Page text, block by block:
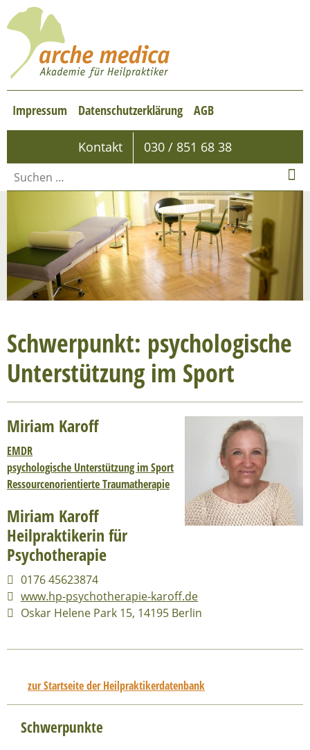
Impressum Datenschutzerklärung AGB
Kontakt 030 / 851 68 38
Schwerpunkt: psychologische
Unterstützung im Sport
Miriam Karoff
EMDR
psychologische Unterstützung im Sport
Ressourcenorientierte Traumatherapie
Miriam Karoff
Heilpraktikerin für
Psychotherapie
0176 45623874
www.hp-psychotherapie-karoff.de
Oskar Helene Park 15, 14195 Berlin
zur Startseite der Heilpraktikerdatenbank
Schwerpunkte